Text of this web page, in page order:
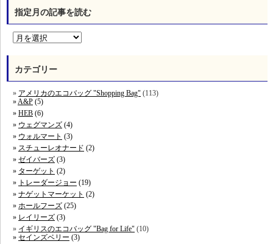
指定月の記事を読む
カテゴリー
アメリカのエコバッグ "Shopping Bag" (113)
A&P (5)
HEB (6)
ウェグマンズ (4)
ウォルマート (3)
スチューレオナード (2)
ゼイバーズ (3)
ターゲット (2)
トレーダージョー (19)
ナゲットマーケット (2)
ホールフーズ (25)
レイリーズ (3)
イギリスのエコバッグ "Bag for Life" (10)
セインズベリー (3)